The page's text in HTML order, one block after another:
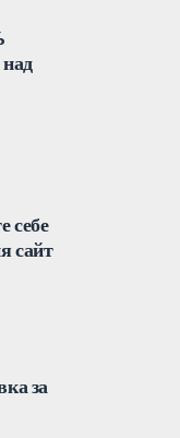
себе
сайт
за